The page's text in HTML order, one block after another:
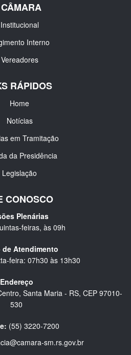
Institucional
Interno
Vereadores
RÁPIDOS
Home
Notícias
em Tramitação
da Presidência
Legislação
CONOSCO
Plenárias
feiras, às 09h
de Atendimento
feira: 07h30 às 13h30
Endereço
Santa Maria - RS, CEP 97010-
530
(55) 3220-7200
sm.rs.gov.br